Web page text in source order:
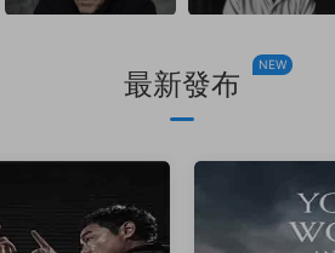
最新發布
NEW